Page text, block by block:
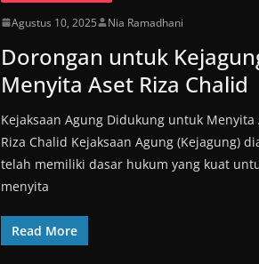
Agustus 10, 2025 Nia Ramadhani
Dorongan untuk
Menyita Aset Riza Chalid
Kejaksaan Agung Didukung untuk Menyita
Riza Chalid Kejaksaan Agung (Kejagung)
telah memiliki dasar hukum yang kuat
menyita
Read More